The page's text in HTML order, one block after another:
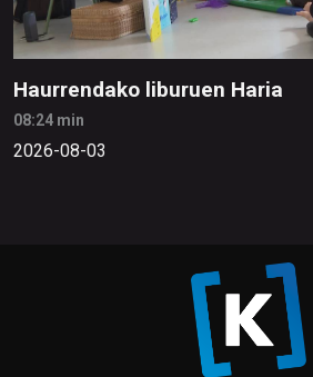
Haurrendako liburuen Haria
08:24 min
2026-08-03